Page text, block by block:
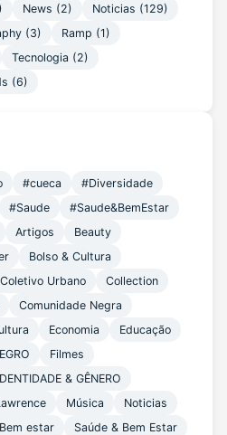
News (2) Noticias (129)
(3) Ramp (1)
Tecnologia (2)
(6)
#cueca
#Diversidade
#Saude
#Saude&BemEstar
Artigos
Beauty
Bolso & Cultura
Coletivo Urbano
Collection
Comunidade Negra
Economia
Educação
Filmes
& GÊNERO
Música
Noticias
estar
Saúde & Bem Estar